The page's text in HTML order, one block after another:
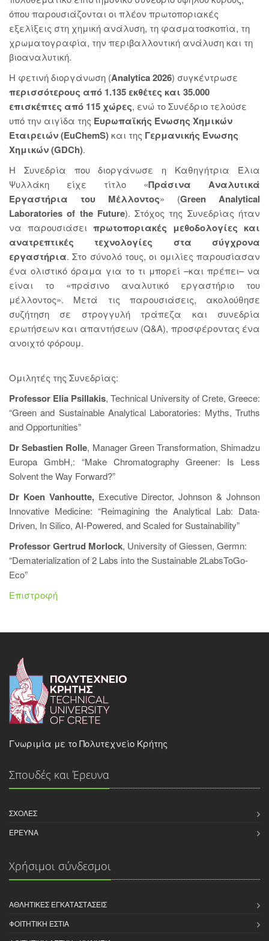
όπου παρουσιάζονται οι πλέον πρωτοποριακές
εξελίξεις στη χημική ανάλυση, τη φασματοσκοπία, τη
χρωματογραφία, την περιβαλλοντική ανάλυση και τη
βιοαναλυτική.
Η φετινή διοργάνωση (Analytica 2026) συγκέντρωσε
περισσότερους από 1.135 εκθέτες και 35.000
επισκέπτες από 115 χώρες, ενώ το Συνέδριο τελούσε
υπό την αιγίδα της Ευρωπαϊκής Ένωσης Χημικών
Εταιρειών (EuChemS)και της Γερμανικής Ένωσης
Χημικών (GDCh).
Η Συνεδρία που διοργάνωσε η Καθηγήτρια Έλια
Ψυλλάκη είχε τίτλο «Πράσινα Αναλυτικά
Εργαστήρια του Μέλλοντος» (Green Analytical
Laboratories of the Future). Στόχος της Συνεδρίας ήταν
να παρουσιάσει πρωτοποριακές μεθοδολογίες και
ανατρεπτικές τεχνολογίες στα σύγχρονα
εργαστήρια. Στο σύνολό τους, οι ομιλίες παρουσίασαν
ένα ολιστικό όραμα για το τι μπορεί –και πρέπει– να
είναι το «πράσινο αναλυτικό εργαστήριο του
μέλλοντος». Μετά τις παρουσιάσεις, ακολούθησε
συζήτηση σε στρογγυλή τράπεζα και συνεδρία
ερωτήσεων και απαντήσεων (Q&A), προσφέροντας ένα
ανοιχτό φόρουμ.
Ομιλητές της Συνεδρίας:
Professor Elia Psillakis, Technical University of Crete, Greece:
“Green and Sustainable Analytical Laboratories: Myths, Truths
and Opportunities”
Dr Sebastien Rolle, Manager Green Transformation, Shimadzu
Europa GmbH,: “Make Chromatography Greener: Is Less
Solvent the Way Forward?”
Dr Koen Vanhoutte,Executive Director, Johnson & Johnson
Innovative Medicine: “Reimagining the Analytical Lab: Data-
Driven, In Silico, AI-Powered, and Scaled for Sustainability”
Professor Gertrud Morlock, University of Giessen, Germn:
“Dematerialization of 2 Labs into the Sustainable 2LabsToGo-
Eco”
Επιστροφή
Γνωριμία με το Πολυτεχνείο Κρήτης
Σπουδές και Έρευνα
ΣΧΟΛΈΣ
ΈΡΕΥΝΑ
Χρήσιμοι σύνδεσμοι
ΑΘΛΗΤΙΚΈΣ ΕΓΚΑΤΑΣΤΆΣΕΙΣ
ΦΟΙΤΗΤΙΚΉ ΕΣΤΊΑ